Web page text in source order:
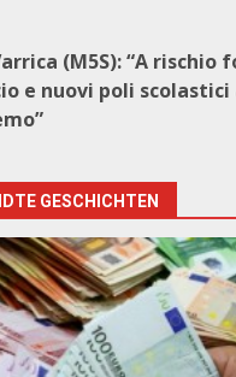
(M5S): “A rischio
e nuovi poli scolastici
GESCHICHTEN